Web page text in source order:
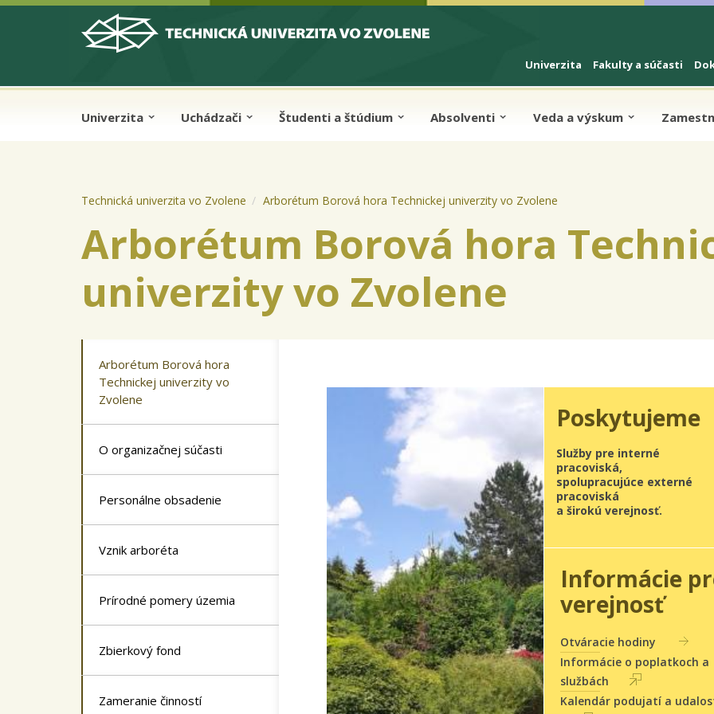
Skip to cookies
Skip to navigation
Skočiť na hlavný obsah
Univerzita Fakulty a súčasti
Univerzita Uchádzači Študenti a štúdium Absolventi Veda a výskum
Technická univerzita vo Zvolene Arborétum Borová hora Technickej univerzity vo Zvolene
Arborétum Borová hora
univerzity vo Zvolene
Arborétum Borová hora
Technickej univerzity vo
Zvolene
O organizačnej súčasti
Personálne obsadenie
Vznik arboréta
Prírodné pomery územia
Zbierkový fond
Zameranie činností
Poskytujeme
Služby pre interné
pracoviská,
spolupracujúce externé
pracoviská
a širokú verejnosť.
Informácie
verejnosť
Otváracie hodiny
Informácie o poplatkoch a
službách
Kalendár podujatí a